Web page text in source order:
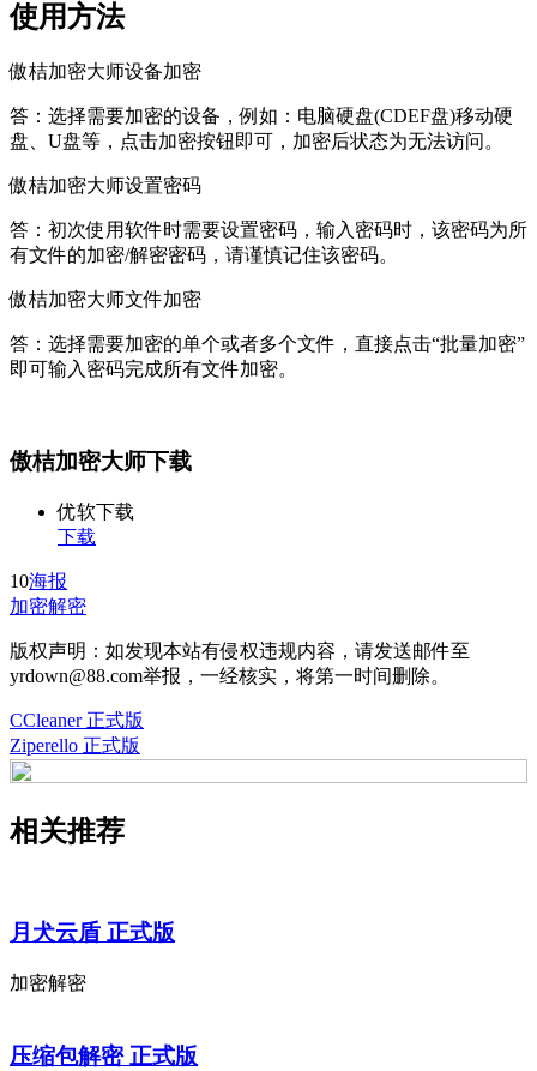
使用方法
傲桔加密大师设备加密
答：选择需要加密的设备，例如：电脑硬盘(CDEF盘)移动硬
盘、U盘等，点击加密按钮即可，加密后状态为无法访问。
傲桔加密大师设置密码
答：初次使用软件时需要设置密码，输入密码时，该密码为所
有文件的加密/解密密码，请谨慎记住该密码。
傲桔加密大师文件加密
答：选择需要加密的单个或者多个文件，直接点击“批量加密”
即可输入密码完成所有文件加密。
傲桔加密大师下载
优软下载
下载
10海报
加密解密
版权声明：如发现本站有侵权违规内容，请发送邮件至
yrdown@88.com举报，一经核实，将第一时间删除。
CCleaner 正式版
Ziperello 正式版
相关推荐
月犬云盾 正式版
加密解密
压缩包解密 正式版